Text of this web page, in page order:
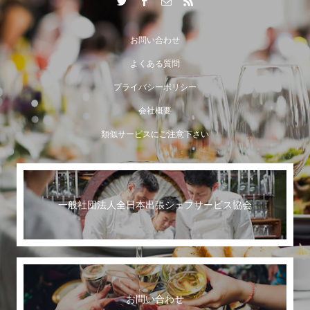
お問い合わせ
よくある質問
プライバシーポリシー
会社概要
類似サービスにご注意下さい
一般社団法人全日本出張シェフサービス協会
お問い合わせ